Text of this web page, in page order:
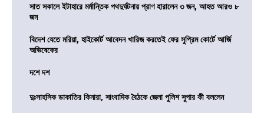
সাত সকালে ইটাহারে মর্মান্তিক পথদুর্ঘটনায় প্রাণ হারালেন ৩ জন, আহত আরও ৮
জন
বিদেশ যেতে মরিয়া, হাইকোর্ট আবেদন খারিজ করতেই ফের সুপ্রিম কোর্টে আর্জি
অভিষেকের
দশে দশ
দুঃসাহসিক ডাকাতির কিনারা, সাংবাদিক বৈঠকে জেলা পুলিশ সুপার কী বললেন